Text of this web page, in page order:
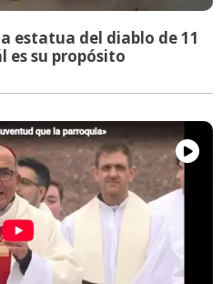
estatua del diablo de 11
es su propósito